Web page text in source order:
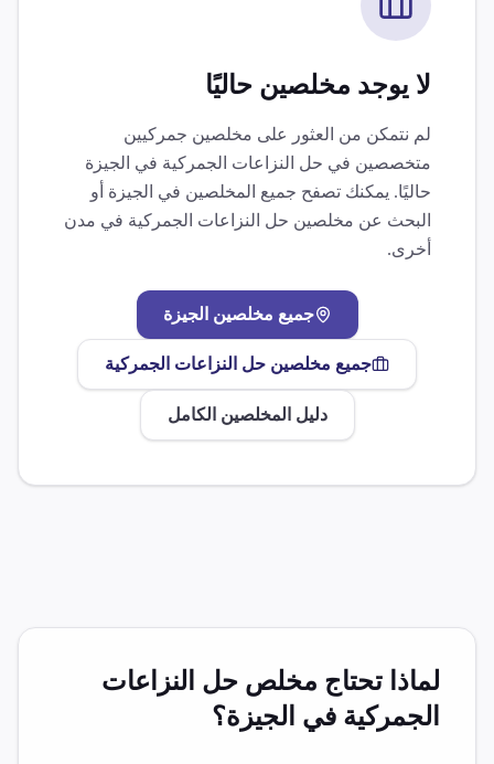
لا يوجد مخلصين حاليًا
لم نتمكن من العثور على مخلصين جمركيين
متخصصين في حل النزاعات الجمركية في الجيزة
حاليًا. يمكنك تصفح جميع المخلصين في الجيزة أو
البحث عن مخلصين حل النزاعات الجمركية في مدن
أخرى.
جميع مخلصين الجيزة
جميع مخلصين حل النزاعات الجمركية
دليل المخلصين الكامل
لماذا تحتاج مخلص حل النزاعات
الجمركية في الجيزة؟